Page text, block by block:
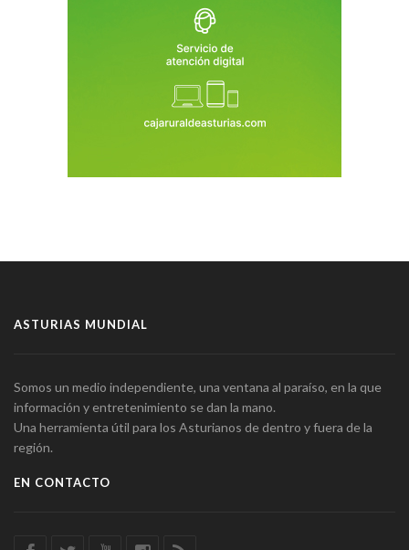
ASTURIAS MUNDIAL
Somos un medio independiente, una ventana al paraíso, en la que
información y entretenimiento se dan la mano.
Una herramienta útil para los Asturianos de dentro y fuera de la
región.
EN CONTACTO